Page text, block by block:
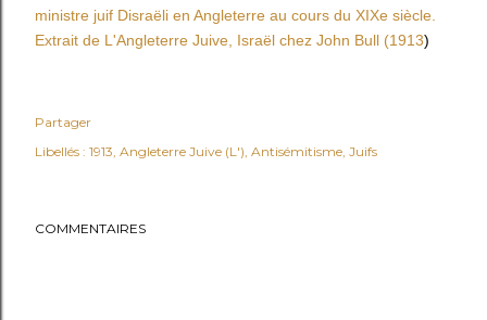
ministre juif Disraëli en Angleterre au cours du XIXe siècle.
Extrait de L'Angleterre Juive, Israël chez John Bull (1913)
Partager
Libellés : 1913 Angleterre Juive (L') Antisémitisme Juifs
COMMENTAIRES